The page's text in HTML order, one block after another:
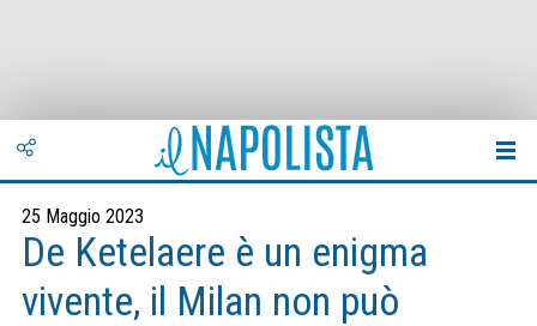
25 Maggio 2023
De Ketelaere è un enigma
vivente, il Milan non può